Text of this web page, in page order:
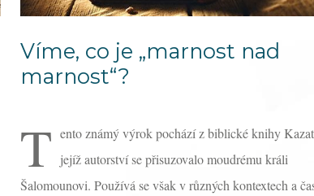
Víme, co je „marnost nad
marnost“?
T ento známý výrok pochází z biblické knihy
jejíž autorství se přisuzovalo moudrému králi
Šalomounovi. Používá se však v různých kontextech a